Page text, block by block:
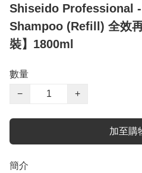
Shiseido Professional
Shampoo (Refill) 全效
裝】1800ml
數量
−
+
加至購
簡介